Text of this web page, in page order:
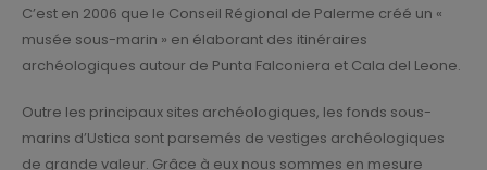
C’est en 2006 que le Conseil Régional de Palerme créé un «
musée sous-marin » en élaborant des itinéraires
archéologiques autour de Punta Falconiera et Cala del Leone.
Outre les principaux sites archéologiques, les fonds sous-
marins d’Ustica sont parsemés de vestiges archéologiques
de grande valeur. Grâce à eux nous sommes en mesure